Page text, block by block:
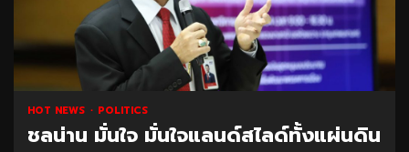
HOT NEWS POLITICS
ชลน่าน มั่นใจ มั่นใจแลนด์สไลด์ทั้งแผ่นดิน